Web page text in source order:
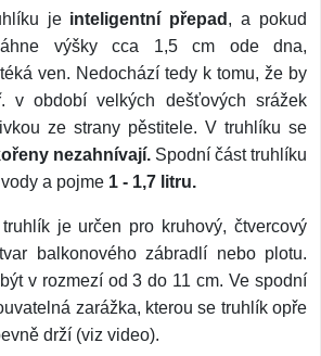
jeinteligentní přepad , a pokud
výšky cca 1,5 cm ode dna,
ven. Nedochází tedy k tomu, že by
v období velkých dešťových srážek
ze strany pěstitele. V truhlíku se
nezahnívají. Spodní část truhlíku
a pojme 1 - 1,7 litru.
je určen pro kruhový, čtvercový
balkonového zábradlí nebo plotu.
v rozmezí od 3 do 11 cm. Ve spodní
zarážka, kterou se truhlík opře
drží (viz video).